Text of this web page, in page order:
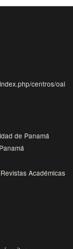
centros/oai
de Panamá
Académicas